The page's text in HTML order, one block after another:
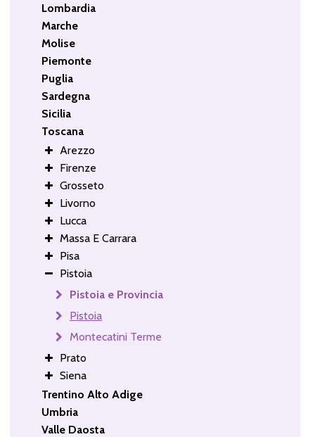
Lombardia
Marche
Molise
Piemonte
Puglia
Sardegna
Sicilia
Toscana
Arezzo
Firenze
Grosseto
Livorno
Lucca
Massa E Carrara
Pisa
Pistoia
Pistoia e Provincia
Pistoia
Montecatini Terme
Prato
Siena
Trentino Alto Adige
Umbria
Valle Daosta